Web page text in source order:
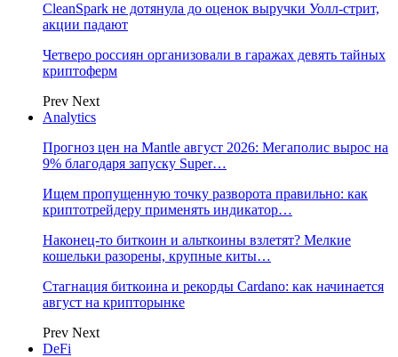
CleanSpark не дотянула до оценок выручки Уолл-стрит,
акции падают
Четверо россиян организовали в гаражах девять тайных
криптоферм
Prev Next
Analytics
Прогноз цен на Mantle август 2026: Мегаполис вырос на
9% благодаря запуску Super…
Ищем пропущенную точку разворота правильно: как
криптотрейдеру применять индикатор…
Наконец-то биткоин и альткоины взлетят? Мелкие
кошельки разорены, крупные киты…
Стагнация биткоина и рекорды Cardano: как начинается
август на крипторынке
Prev Next
DeFi